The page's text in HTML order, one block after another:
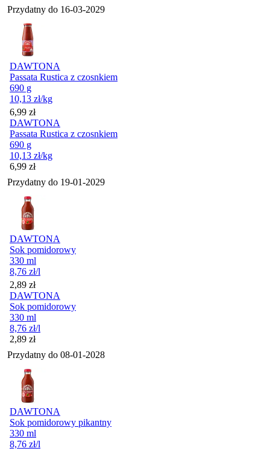
Przydatny do 16-03-2029
DAWTONA
Passata Rustica z czosnkiem
690 g
10,13 zł/kg
Cena
6,99 zł
DAWTONA
Passata Rustica z czosnkiem
690 g
10,13 zł/kg
Cena
6,99 zł
Przydatny do 19-01-2029
DAWTONA
Sok pomidorowy
330 ml
8,76 zł/l
Cena
2,89 zł
DAWTONA
Sok pomidorowy
330 ml
8,76 zł/l
Cena
2,89 zł
Przydatny do 08-01-2028
DAWTONA
Sok pomidorowy pikantny
330 ml
8,76 zł/l